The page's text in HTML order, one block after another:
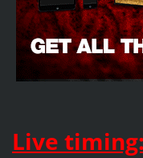
Live timing: